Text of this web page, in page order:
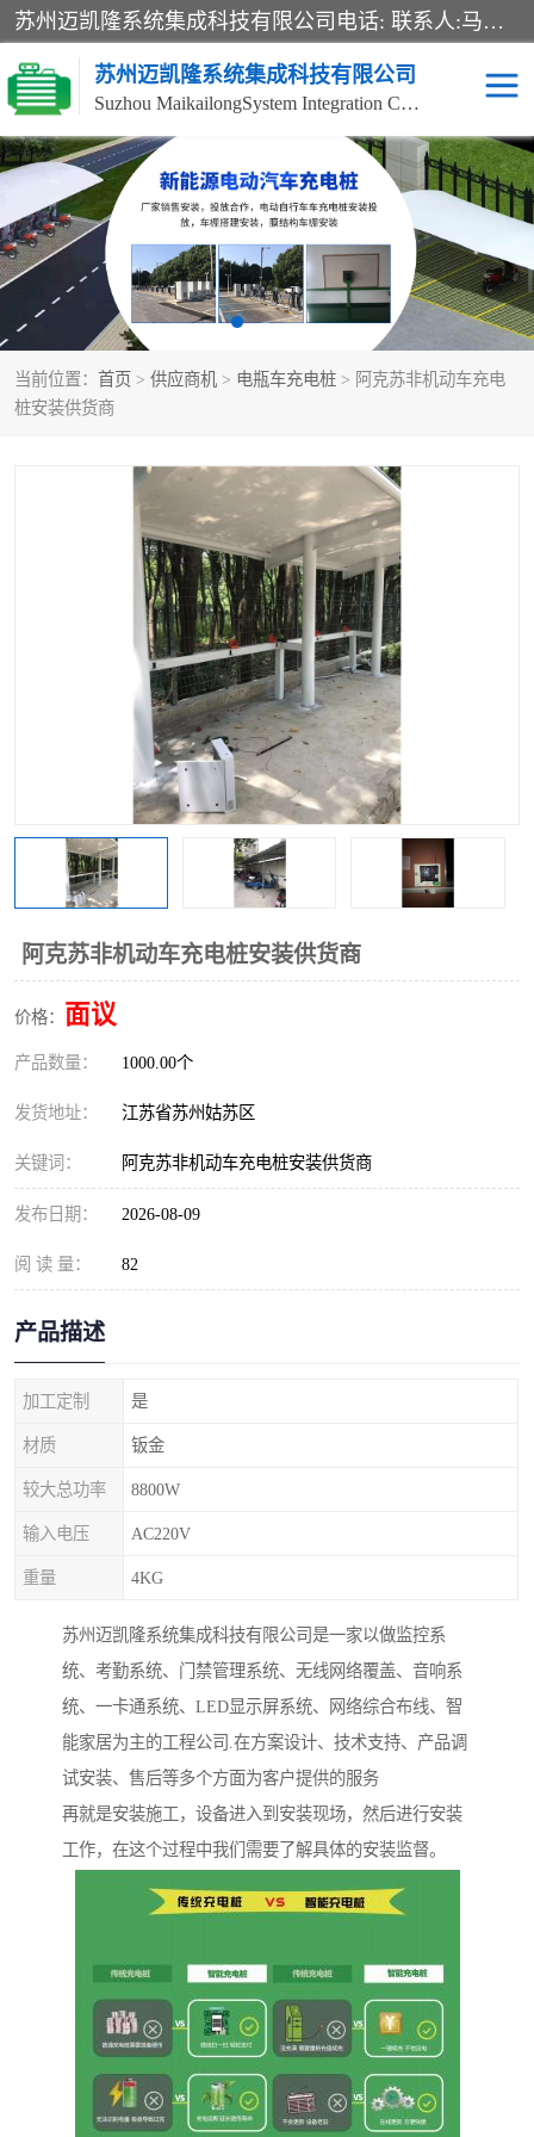
苏州迈凯隆系统集成科技有限公司电话: 联系人:马杰森 销售安装视频监控、报警系统、电话交换机、门禁考勤、巡更系统、呼叫对讲系统、停车场道闸、智能家居、广播系统、综合布线、办公设备、电子商务软件、网络工程、酒店门锁系列 系统集成、VOD视频点播、LED显示屏、节能产品、USP电源、收银机等弱电及智能化项目。
苏州迈凯隆系统集成科技有限公司
Suzhou MaikailongSystem Integration Co., Ltd.
当前位置： 首页 > 供应商机 > 电瓶车充电桩 > 阿克苏非机动车充电
桩安装供货商
阿克苏非机动车充电桩安装供货商
价格： 面议
产品数量： 1000.00个
发货地址： 江苏省苏州姑苏区
关键词： 阿克苏非机动车充电桩安装供货商
发布日期： 2026-08-09
阅 读 量： 82
产品描述
加工定制 是
材质 钣金
较大总功率 8800W
输入电压 AC220V
重量 4KG
苏州迈凯隆系统集成科技有限公司是一家以做监控系
统、考勤系统、门禁管理系统、无线网络覆盖、音响系
统、一卡通系统、LED显示屏系统、网络综合布线、智
能家居为主的工程公司.在方案设计、技术支持、产品调
试安装、售后等多个方面为客户提供的服务
再就是安装施工，设备进入到安装现场，然后进行安装
工作，在这个过程中我们需要了解具体的安装监督。
非机动车充电桩 电瓶车充电桩
电动自行车充电桩 两轮电动车充电桩
充电桩